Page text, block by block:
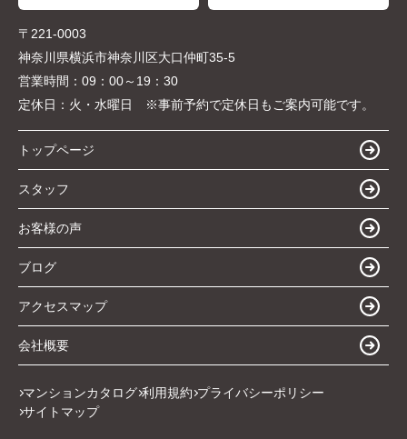
〒221-0003
神奈川県横浜市神奈川区大口仲町35-5
営業時間： 09：00～19：30
定休日： 火・水曜日 ※事前予約で定休日もご案内可能です。
トップページ
スタッフ
お客様の声
ブログ
アクセスマップ
会社概要
マンションカタログ 利用規約 プライバシーポリシー
サイトマップ